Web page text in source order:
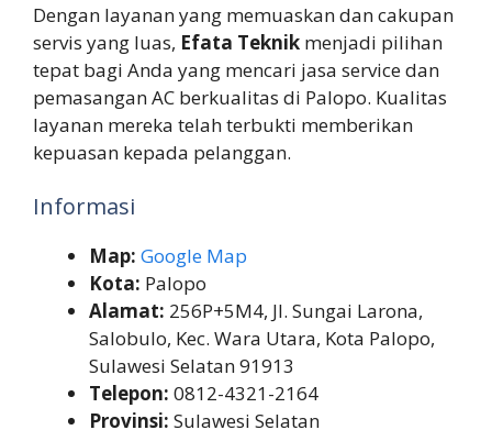
Dengan layanan yang memuaskan dan cakupan
servis yang luas, Efata Teknik menjadi pilihan
tepat bagi Anda yang mencari jasa service dan
pemasangan AC berkualitas di Palopo. Kualitas
layanan mereka telah terbukti memberikan
kepuasan kepada pelanggan.
Informasi
Map: Google Map
Kota: Palopo
Alamat: 256P+5M4, Jl. Sungai Larona,
Salobulo, Kec. Wara Utara, Kota Palopo,
Sulawesi Selatan 91913
Telepon: 0812-4321-2164
Provinsi: Sulawesi Selatan